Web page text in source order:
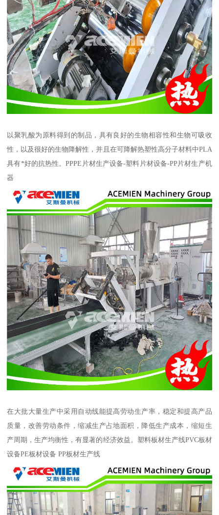
以聚乳酸为原料得到的制品，具有良好的生物相容性和生物可吸收
性，以及很好的生物降解性，并且在可降解热塑性高分子材料中PLA
具有*好的抗热性。PPPE片材生产设备-塑料片材设备-PP片材生产机
器
在大批大量生产中采用自动线能提高劳动生产率，稳定和提高产品
质量，改善劳动条件，缩减生产占地面积，降低生产成本，缩短生
产周期，生产均衡性，有显著的经济效益。塑料板材生产线PVC板材
设备PE板材设备 PP板材生产线